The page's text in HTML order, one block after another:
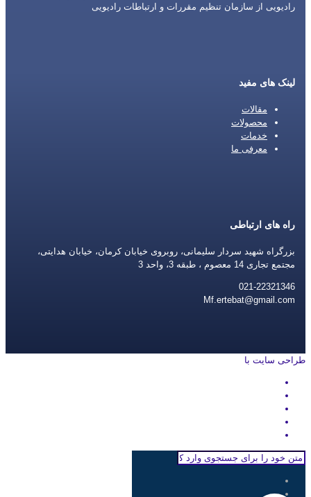
رادیویی از سازمان تنظیم مقررات و ارتباطات رادیویی
لینک های مفید
مقالات
محصولات
خدمات
معرفی ما
راه های ارتباطی
بزرگراه شهید سردار سلیمانی، روبروی خیابان کرمان، خیابان هدایتی،
مجتمع تجاری 14 معصوم ، طبقه 3، واحد 3
021-22321346
Mf.ertebat@gmail.com
طراحی سایت با